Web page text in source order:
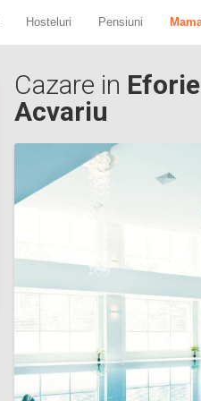
Hosteluri Pensiuni
Cazare in
Acvariu